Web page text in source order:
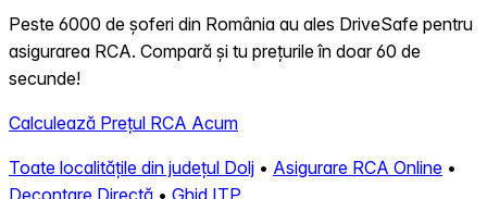
Peste 6000 de șoferi din România au ales DriveSafe pentru
asigurarea RCA. Compară și tu prețurile în doar 60 de
secunde!
Calculează Prețul RCA Acum
Toate localitățile din județul Dolj • Asigurare RCA Online •